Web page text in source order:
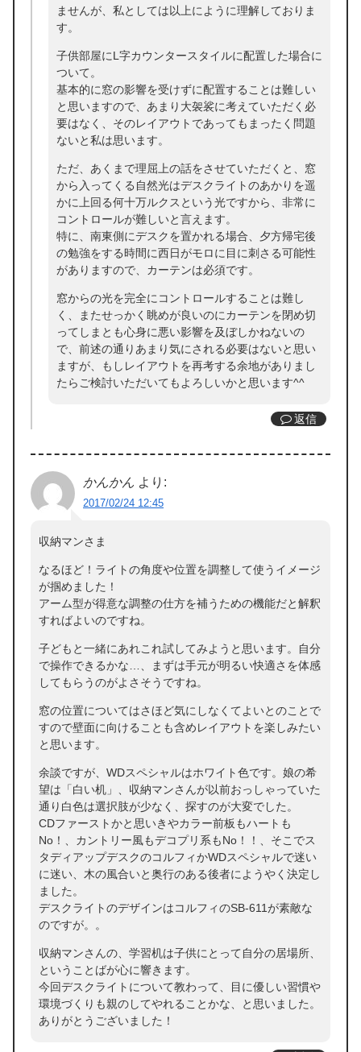
ませんが、私としては以上にように理解しておりま
す。
子供部屋にL字カウンタースタイルに配置した場合に
ついて。
基本的に窓の影響を受けずに配置することは難しい
と思いますので、あまり大袈裟に考えていただく必
要はなく、そのレイアウトであってもまったく問題
ないと私は思います。
ただ、あくまで理屈上の話をさせていただくと、窓
から入ってくる自然光はデスクライトのあかりを遥
かに上回る何十万ルクスという光ですから、非常に
コントロールが難しいと言えます。
特に、南東側にデスクを置かれる場合、夕方帰宅後
の勉強をする時間に西日がモロに目に刺さる可能性
がありますので、カーテンは必須です。
窓からの光を完全にコントロールすることは難し
く、またせっかく眺めが良いのにカーテンを閉め切
ってしまとも心身に悪い影響を及ぼしかねないの
で、前述の通りあまり気にされる必要はないと思い
ますが、もしレイアウトを再考する余地がありまし
たらご検討いただいてもよろしいかと思います^^
返信
かんかん より:
2017/02/24 12:45
収納マンさま
なるほど！ライトの角度や位置を調整して使うイメージ
が掴めました！
アーム型が得意な調整の仕方を補うための機能だと解釈
すればよいのですね。
子どもと一緒にあれこれ試してみようと思います。自分
で操作できるかな…、まずは手元が明るい快適さを体感
してもらうのがよさそうですね。
窓の位置についてはさほど気にしなくてよいとのことで
すので壁面に向けることも含めレイアウトを楽しみたい
と思います。
余談ですが、WDスペシャルはホワイト色です。娘の希
望は「白い机」、収納マンさんが以前おっしゃっていた
通り白色は選択肢が少なく、探すのが大変でした。
CDファーストかと思いきやカラー前板もハートも
No！、カントリー風もデコプリ系もNo！！、そこでス
タディアップデスクのコルフィかWDスペシャルで迷い
に迷い、木の風合いと奥行のある後者にようやく決定し
ました。
デスクライトのデザインはコルフィのSB-611が素敵な
のですが。。
収納マンさんの、学習机は子供にとって自分の居場所、
ということばが心に響きます。
今回デスクライトについて教わって、目に優しい習慣や
環境づくりも親のしてやれることかな、と思いました。
ありがとうございました！